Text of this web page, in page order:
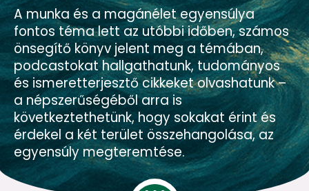
A munka és a magánélet egyensúlya
fontos téma lett az utóbbi időben, számos
önsegítő könyv jelent meg a témában,
podcastokat hallgathatunk, tudományos
és ismeretterjesztő cikkeket olvashatunk –
a népszerűségéből arra is
következtethetünk, hogy sokakat érint és
érdekel a két terület összehangolása, az
egyensúly megteremtése.